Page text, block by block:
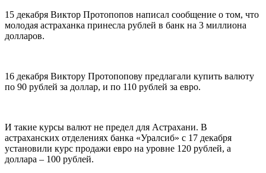
15 декабря Виктор Протопопов написал сообщение о том, что
молодая астраханка принесла рублей в банк на 3 миллиона
долларов.
16 декабря Виктору Протопопову предлагали купить валюту
по 90 рублей за доллар, и по 110 рублей за евро.
И такие курсы валют не предел для Астрахани. В
астраханских отделениях банка «Уралсиб» с 17 декабря
установили курс продажи евро на уровне 120 рублей, а
доллара – 100 рублей.